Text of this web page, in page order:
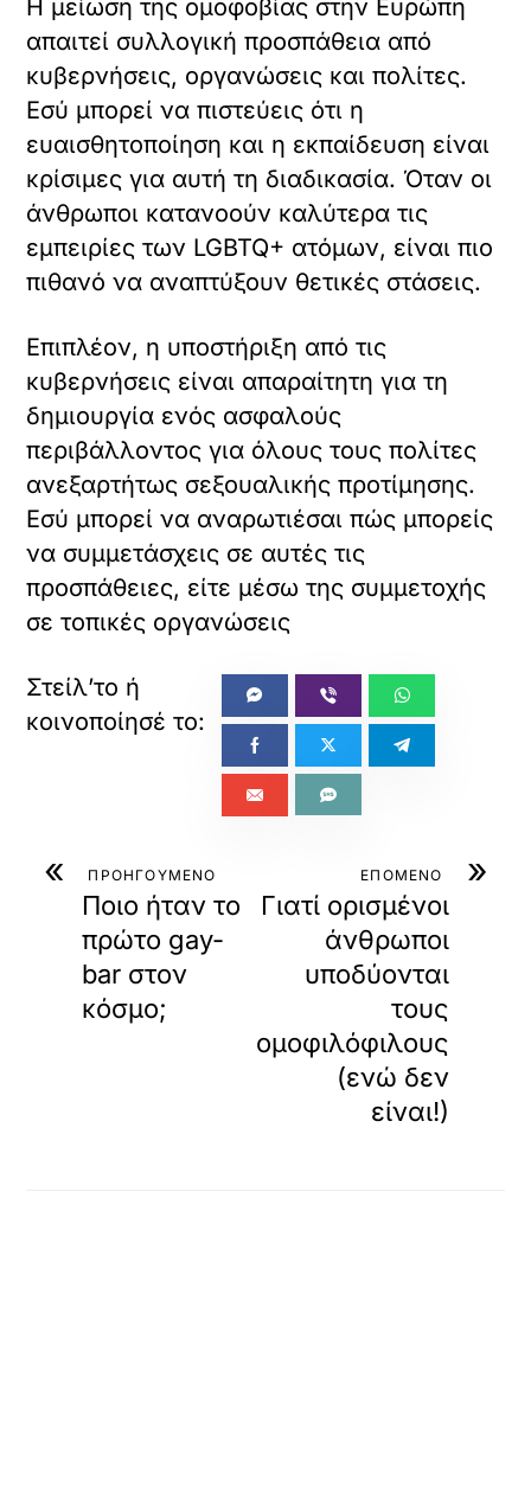
Η μείωση της ομοφοβίας στην Ευρώπη
απαιτεί συλλογική προσπάθεια από
κυβερνήσεις, οργανώσεις και πολίτες.
Εσύ μπορεί να πιστεύεις ότι η
ευαισθητοποίηση και η εκπαίδευση είναι
κρίσιμες για αυτή τη διαδικασία. Όταν οι
άνθρωποι κατανοούν καλύτερα τις
εμπειρίες των LGBTQ+ ατόμων, είναι πιο
πιθανό να αναπτύξουν θετικές στάσεις.
Επιπλέον, η υποστήριξη από τις
κυβερνήσεις είναι απαραίτητη για τη
δημιουργία ενός ασφαλούς
περιβάλλοντος για όλους τους πολίτες
ανεξαρτήτως σεξουαλικής προτίμησης.
Εσύ μπορεί να αναρωτιέσαι πώς μπορείς
να συμμετάσχεις σε αυτές τις
προσπάθειες, είτε μέσω της συμμετοχής
σε τοπικές οργανώσεις
« ΠΡΟΗΓΟΥΜΕΝΟ
Ποιο ήταν το
πρώτο gay-
bar στον
κόσμο;
»
ΕΠΟΜΕΝΟ
Γιατί ορισμένοι
άνθρωποι
υποδύονται
τους
ομοφιλόφιλους
(ενώ δεν
είναι!)